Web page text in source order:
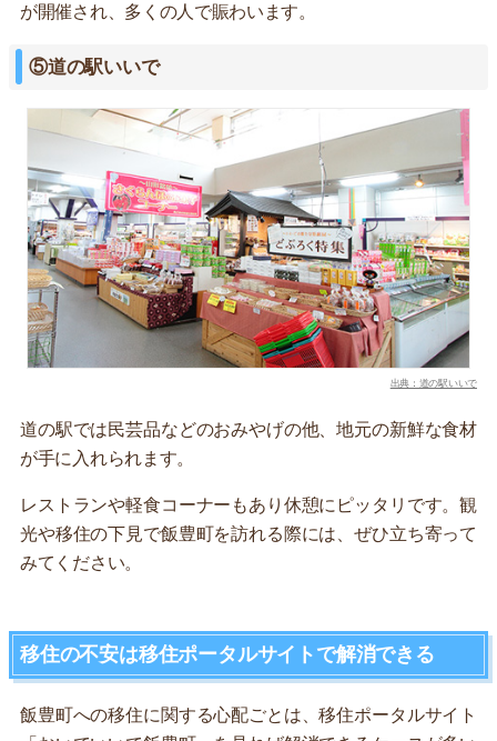
が開催され、多くの人で賑わいます。
⑤道の駅いいで
出典：道の駅いいで
道の駅では民芸品などのおみやげの他、地元の新鮮な食材
が手に入れられます。
レストランや軽食コーナーもあり休憩にピッタリです。観
光や移住の下見で飯豊町を訪れる際には、ぜひ立ち寄って
みてください。
移住の不安は移住ポータルサイトで解消できる
飯豊町への移住に関する心配ごとは、移住ポータルサイト